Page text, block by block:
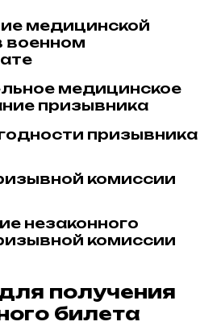
медицинской
военном
медицинское
призывника
призывника
комиссии
незаконного
комиссии
получения
билета